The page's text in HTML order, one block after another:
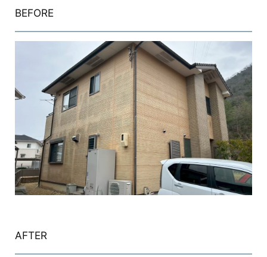
BEFORE
AFTER